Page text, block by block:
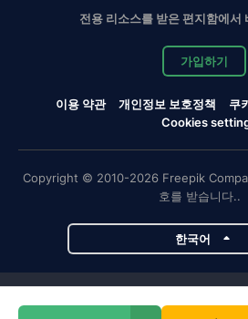
전용 리소스를 받은 편지함에서
가입하기
이용 약관 개인정보 보호정책 쿠
Cookies
Copyright © 2010-2026 Freepik
호를 받습니다..
한국어